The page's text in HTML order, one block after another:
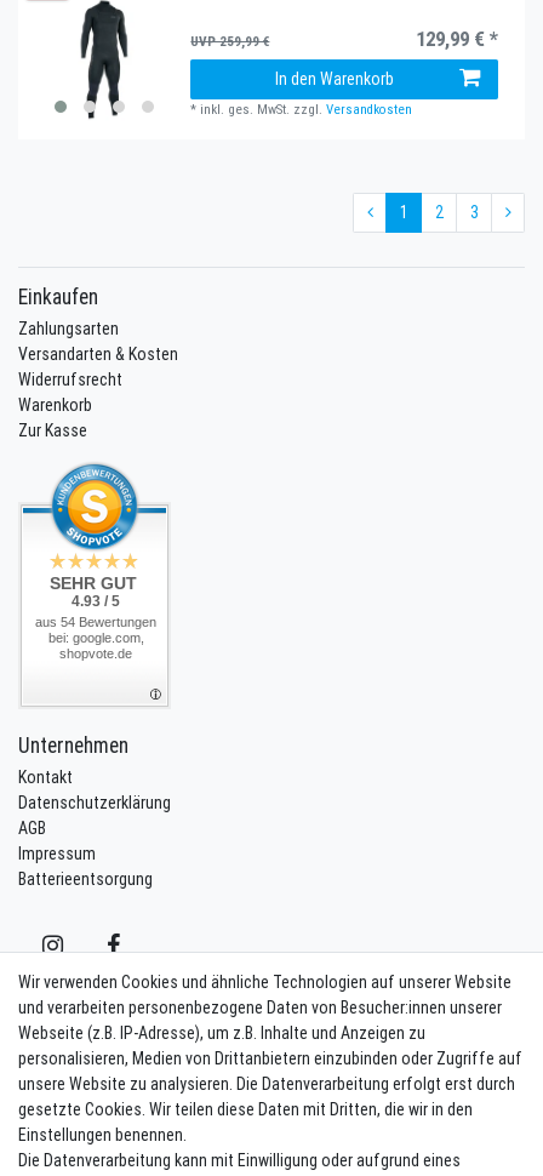
UVP 259,99 € 129,99 € *
In den Warenkorb
* inkl. ges. MwSt. zzgl.Versandkosten
1 2 3
Einkaufen
Zahlungsarten
Versandarten & Kosten
Widerrufsrecht
Warenkorb
Zur Kasse
SEHR GUT
4.93 / 5
aus 54 Bewertungen
bei: google.com,
shopvote.de
Unternehmen
Kontakt
Datenschutzerklärung
AGB
Impressum
Batterieentsorgung
Vertrag widerrufen Kontakt
Newsletter eintragen
Melde Dich an um alle Vorteile zu genießen. Plus 10 EUR Gutschein für
die Newsletteranmeldung, einlösbar ab 75 EUR Warenwert!
Wir verwenden Cookies und ähnliche Technologien auf unserer Website
und verarbeiten personenbezogene Daten von Besucher:innen unserer
Webseite (z.B. IP-Adresse), um z.B. Inhalte und Anzeigen zu
personalisieren, Medien von Drittanbietern einzubinden oder Zugriffe auf
unsere Website zu analysieren. Die Datenverarbeitung erfolgt erst durch
gesetzte Cookies. Wir teilen diese Daten mit Dritten, die wir in den
Einstellungen benennen.
Die Datenverarbeitung kann mit Einwilligung oder aufgrund eines